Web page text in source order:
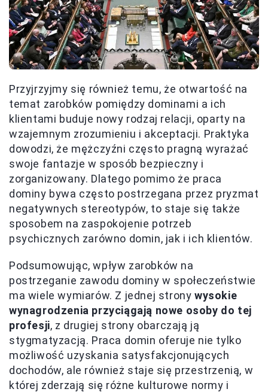
Przyjrzyjmy się również temu, że otwartość na
temat zarobków pomiędzy dominami a ich
klientami buduje nowy rodzaj relacji, oparty na
wzajemnym zrozumieniu i akceptacji. Praktyka
dowodzi, że mężczyźni często pragną wyrażać
swoje fantazje w sposób bezpieczny i
zorganizowany. Dlatego pomimo że praca
dominy bywa często postrzegana przez pryzmat
negatywnych stereotypów, to staje się także
sposobem na zaspokojenie potrzeb
psychicznych zarówno domin, jak i ich klientów.
Podsumowując, wpływ zarobków na
postrzeganie zawodu dominy w społeczeństwie
ma wiele wymiarów. Z jednej stronywysokie
wynagrodzenia przyciągają nowe osoby do tej
profesji, z drugiej strony obarczają ją
stygmatyzacją. Praca domin oferuje nie tylko
możliwość uzyskania satysfakcjonujących
dochodów, ale również staje się przestrzenią, w
której zderzają się różne kulturowe normy i